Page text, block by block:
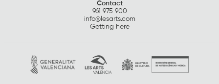
Contact
961 975 900
info@lesarts.com
Getting here